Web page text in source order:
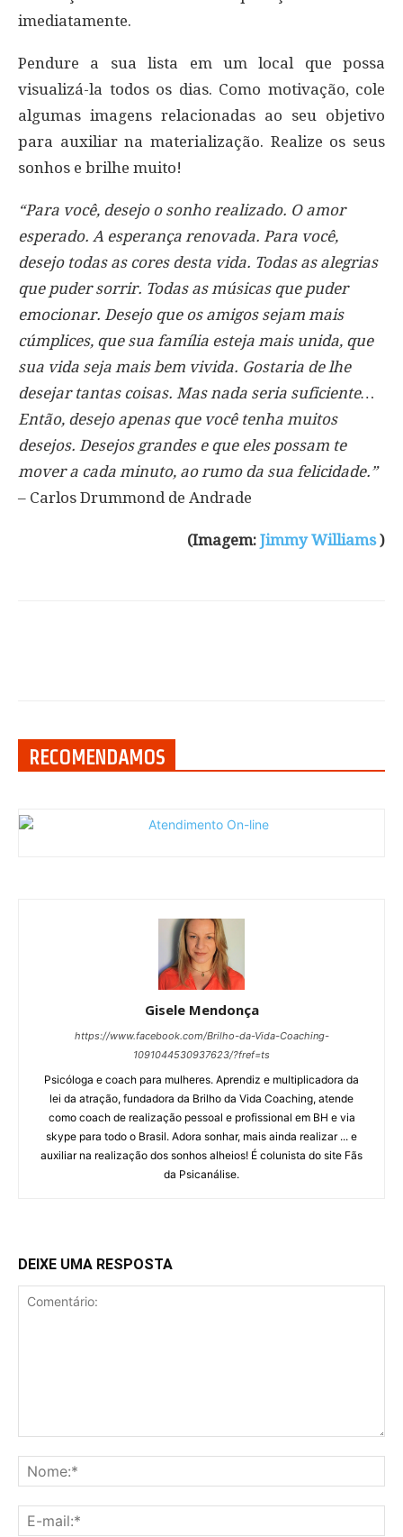
imediatamente.
Pendure a sua lista em um local que possa
visualizá-la todos os dias. Como motivação, cole
algumas imagens relacionadas ao seu objetivo
para auxiliar na materialização. Realize os seus
sonhos e brilhe muito!
“Para você, desejo o sonho realizado. O amor
esperado. A esperança renovada. Para você,
desejo todas as cores desta vida. Todas as alegrias
que puder sorrir. Todas as músicas que puder
emocionar. Desejo que os amigos sejam mais
cúmplices, que sua família esteja mais unida, que
sua vida seja mais bem vivida. Gostaria de lhe
desejar tantas coisas. Mas nada seria suficiente…
Então, desejo apenas que você tenha muitos
desejos. Desejos grandes e que eles possam te
mover a cada minuto, ao rumo da sua felicidade.”
– Carlos Drummond de Andrade
(Imagem: Jimmy Williams)
RECOMENDAMOS
Gisele Mendonça
https://www.facebook.com/Brilho-da-Vida-Coaching-
1091044530937623/?fref=ts
Psicóloga e coach para mulheres. Aprendiz e multiplicadora da
lei da atração, fundadora da Brilho da Vida Coaching, atende
como coach de realização pessoal e profissional em BH e via
skype para todo o Brasil. Adora sonhar, mais ainda realizar ... e
auxiliar na realização dos sonhos alheios! É colunista do site Fãs
da Psicanálise.
DEIXE UMA RESPOSTA